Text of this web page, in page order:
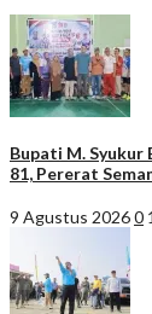
Bupati M. Syukur
81, Pererat
9 Agustus 20260